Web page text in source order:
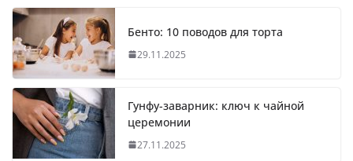
Бенто: 10 поводов для торта
29.11.2025
Гунфу-заварник: ключ к чайной
церемонии
27.11.2025